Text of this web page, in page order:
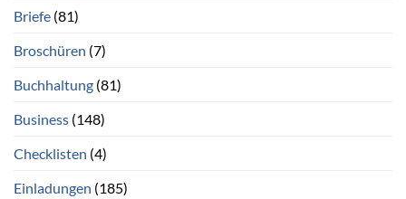
Briefe (81)
Broschüren (7)
Buchhaltung (81)
Business (148)
Checklisten (4)
Einladungen (185)